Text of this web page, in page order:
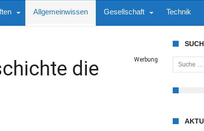
Allgemeinwissen Gesellschaft Technik
die
Werbung Suche nach: